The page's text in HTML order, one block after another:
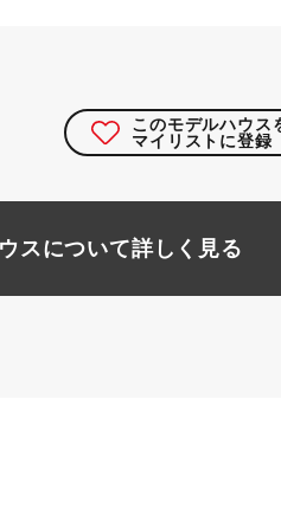
このモデルハウス
マイリストに登録
スについて詳しく見る